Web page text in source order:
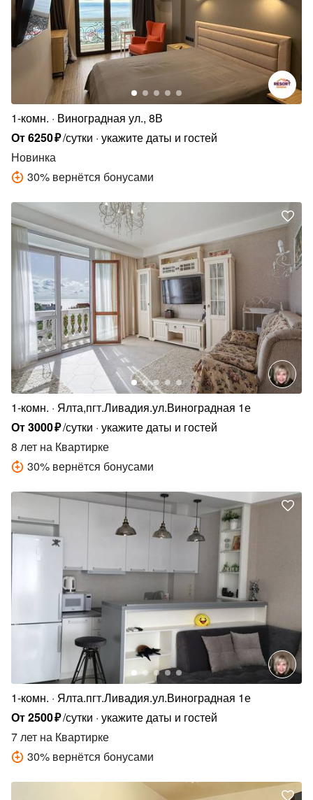
1-комн.
Виноградная ул., 8В
От6250₽/сутки укажите даты и гостей
Новинка
30% вернётся бонусами
1-комн.
Ялта,пгт.Ливадия.ул.Виноградная 1е
От3000₽/сутки укажите даты и гостей
8 лет на Квартирке
30% вернётся бонусами
1-комн.
Ялта.пгт.Ливадия.ул.Виноградная 1е
От2500₽/сутки укажите даты и гостей
7 лет на Квартирке
30% вернётся бонусами